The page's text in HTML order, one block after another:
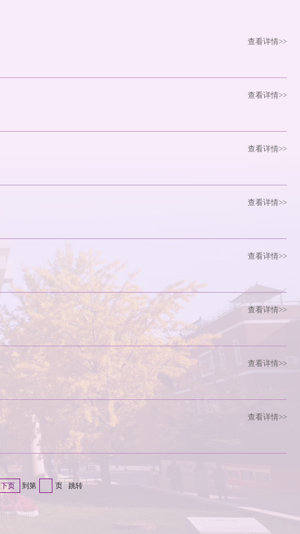
查看详情>>
查看详情>>
查看详情>>
查看详情>>
查看详情>>
查看详情>>
查看详情>>
查看详情>>
下页 到第 页 跳转